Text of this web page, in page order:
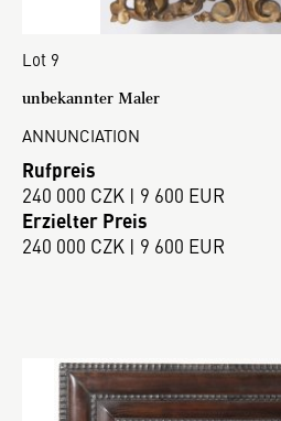
Lot 9
unbekannter Maler
ANNUNCIATION
Rufpreis
240 000 CZK | 9 600 EUR
Erzielter Preis
240 000 CZK | 9 600 EUR